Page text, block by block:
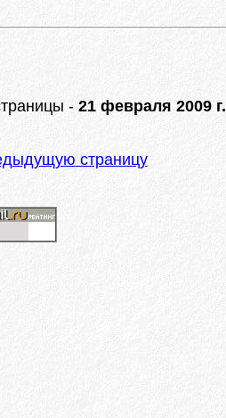
- 21 февраля 2009 г.
страницу